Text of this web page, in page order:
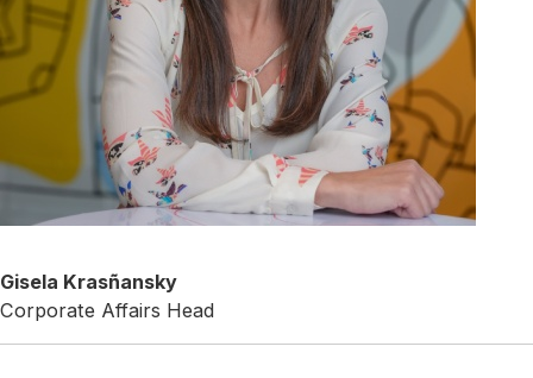
Gisela Krasñansky
Corporate Affairs Head